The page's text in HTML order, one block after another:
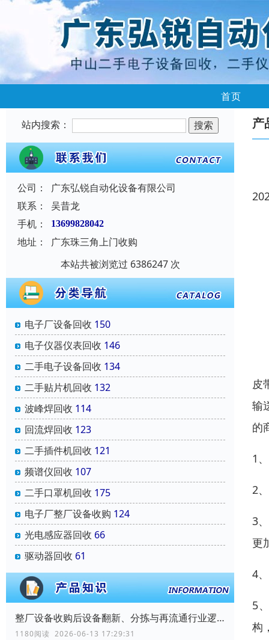
首页
站内搜索：
公司：
广东弘锐自动化设备有限公司
联系：
吴昔龙
手机：
13699828042
地址：
广东珠三角上门收购
本站共被浏览过 6386247 次
电子厂设备回收 150
电子仪器仪表回收 146
二手电子设备回收 134
二手贴片机回收 132
波峰焊回收 114
回流焊回收 123
二手插件机回收 121
频谱仪回收 107
二手口罩机回收 175
电子厂整厂设备收购 124
光电感应器回收 66
驱动器回收 61
整厂设备收购后设备翻新、分拣与再流通行业逻辑
1180阅读 2026-06-13 17:29:31
产
皮
输
的
1
2
3
更
4
5
构